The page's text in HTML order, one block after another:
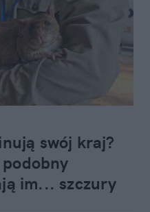
swój kraj?
im... szczury